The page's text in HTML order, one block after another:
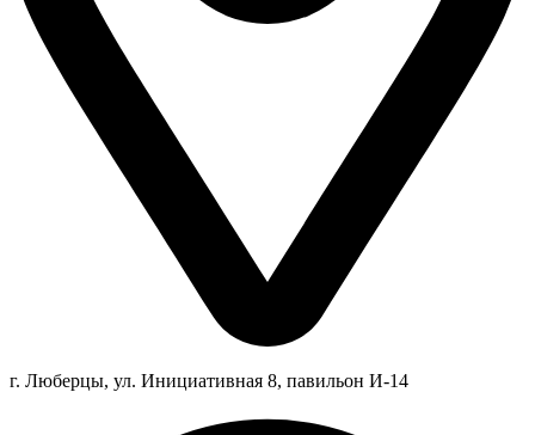
г. Люберцы, ул. Инициативная 8, павильон И-14